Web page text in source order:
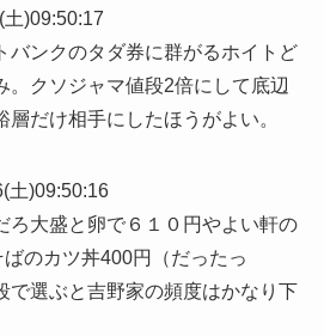
)09:50:17
バンクのタダ券に群がるホイトど
。クソジャマ値段2倍にして底辺
だけ相手にしたほうがよい。
土)09:50:16
ろ大盛と卵で６１０円やよい軒の
のカツ丼400円（だったっ
で選ぶと吉野家の頻度はかなり下